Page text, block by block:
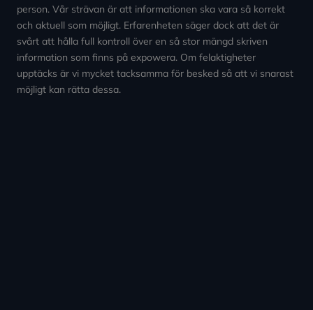
person. Vår strävan är att informationen ska vara så korrekt
och aktuell som möjligt. Erfarenheten säger dock att det är
svårt att hålla full kontroll över en så stor mängd skriven
information som finns på expowera. Om felaktigheter
upptäcks är vi mycket tacksamma för besked så att vi snarast
möjligt kan rätta dessa.